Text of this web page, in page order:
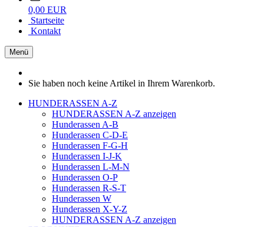
0,00 EUR
Startseite
Kontakt
Menü
Sie haben noch keine Artikel in Ihrem Warenkorb.
HUNDERASSEN A-Z
HUNDERASSEN A-Z anzeigen
Hunderassen A-B
Hunderassen C-D-E
Hunderassen F-G-H
Hunderassen I-J-K
Hunderassen L-M-N
Hunderassen O-P
Hunderassen R-S-T
Hunderassen W
Hunderassen X-Y-Z
HUNDERASSEN A-Z anzeigen